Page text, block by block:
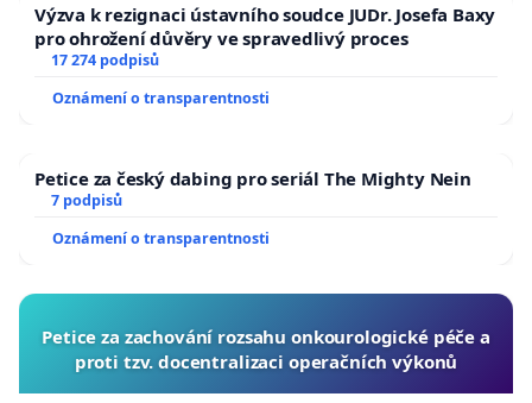
Výzva k rezignaci ústavního soudce JUDr. Josefa Baxy
pro ohrožení důvěry ve spravedlivý proces
17 274 podpisů
Oznámení o transparentnosti
Petice za český dabing pro seriál The Mighty Nein
7 podpisů
Oznámení o transparentnosti
Petice za zachování rozsahu onkourologické péče a
proti tzv. docentralizaci operačních výkonů